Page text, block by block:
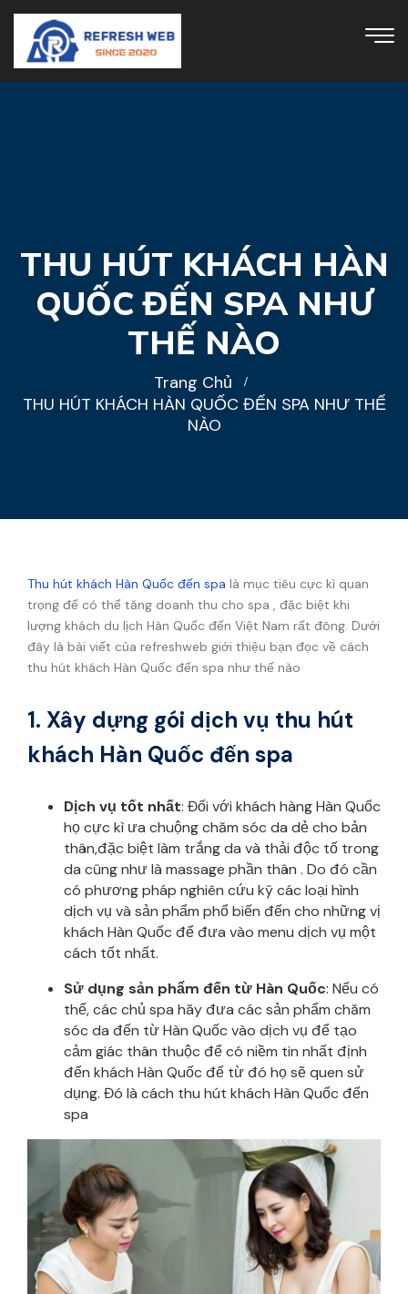
THU HÚT KHÁCH HÀN
QUỐC ĐẾN SPA NHƯ
THẾ NÀO
Trang Chủ
THU HÚT KHÁCH HÀN QUỐC ĐẾN SPA NHƯ THẾ
NÀO
Thu hút khách Hàn Quốc đến spa là mục tiêu cực kì quan
trọng để có thể tăng doanh thu cho spa , đặc biệt khi
lượng khách du lịch Hàn Quốc đến Việt Nam rất đông. Dưới
đây là bài viết của refreshweb giới thiệu bạn đọc về cách
thu hút khách Hàn Quốc đến spa như thế nào
1. Xây dựng gói dịch vụ thu hút
khách Hàn Quốc đến spa
Dịch vụ tốt nhất: Đối với khách hàng Hàn Quốc
họ cực kì ưa chuộng chăm sóc da dẻ cho bản
thân,đặc biệt làm trắng da và thải độc tố trong
da cũng như là massage phần thân . Do đó cần
có phương pháp nghiên cứu kỹ các loại hình
dịch vụ và sản phẩm phổ biến đến cho những vị
khách Hàn Quốc để đưa vào menu dịch vụ một
cách tốt nhất.
Sử dụng sản phẩm đến từ Hàn Quốc: Nếu có
thể, các chủ spa hãy đưa các sản phẩm chăm
sóc da đến từ Hàn Quốc vào dịch vụ để tạo
cảm giác thân thuộc để có niềm tin nhất định
đến khách Hàn Quốc để từ đó họ sẽ quen sử
dụng. Đó là cách thu hút khách Hàn Quốc đến
spa